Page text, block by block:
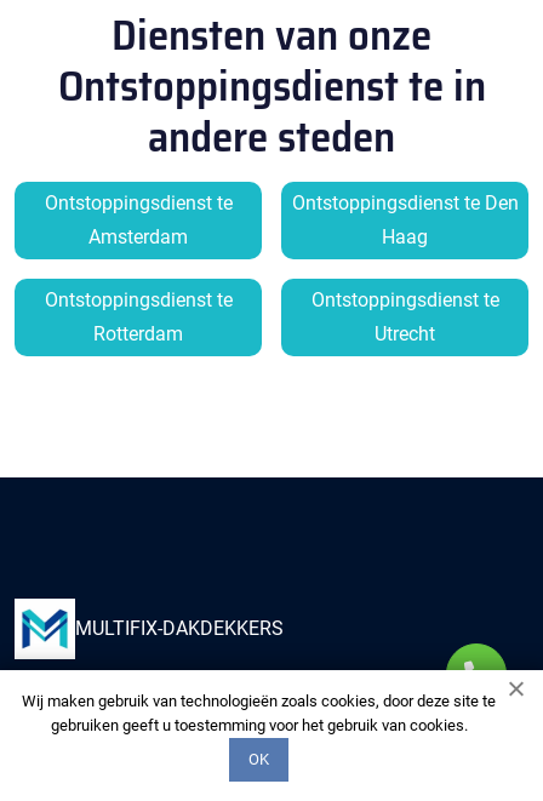
Diensten van onze
Ontstoppingsdienst te in
andere steden
Ontstoppingsdienst te
Amsterdam
Ontstoppingsdienst te Den
Haag
Ontstoppingsdienst te
Rotterdam
Ontstoppingsdienst te
Utrecht
Wij maken gebruik van technologieën zoals cookies, door deze site te
gebruiken geeft u toestemming voor het gebruik van cookies.
OK
MULTIFIX-DAKDEKKERS
Kies ons om uw huis te voorzien van kwaliteitsdiensten
van onze multidisciplinaire experts. Wij zorgen voor uw
woning alsof het de onze is.